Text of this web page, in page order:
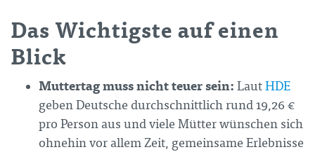
Das Wichtigste auf einen
Blick
Muttertag muss nicht teuer sein: LautHDE
geben Deutsche durchschnittlich rund 19,26 €
pro Person aus und viele Mütter wünschen sich
ohnehin vor allem Zeit, gemeinsame Erlebnisse